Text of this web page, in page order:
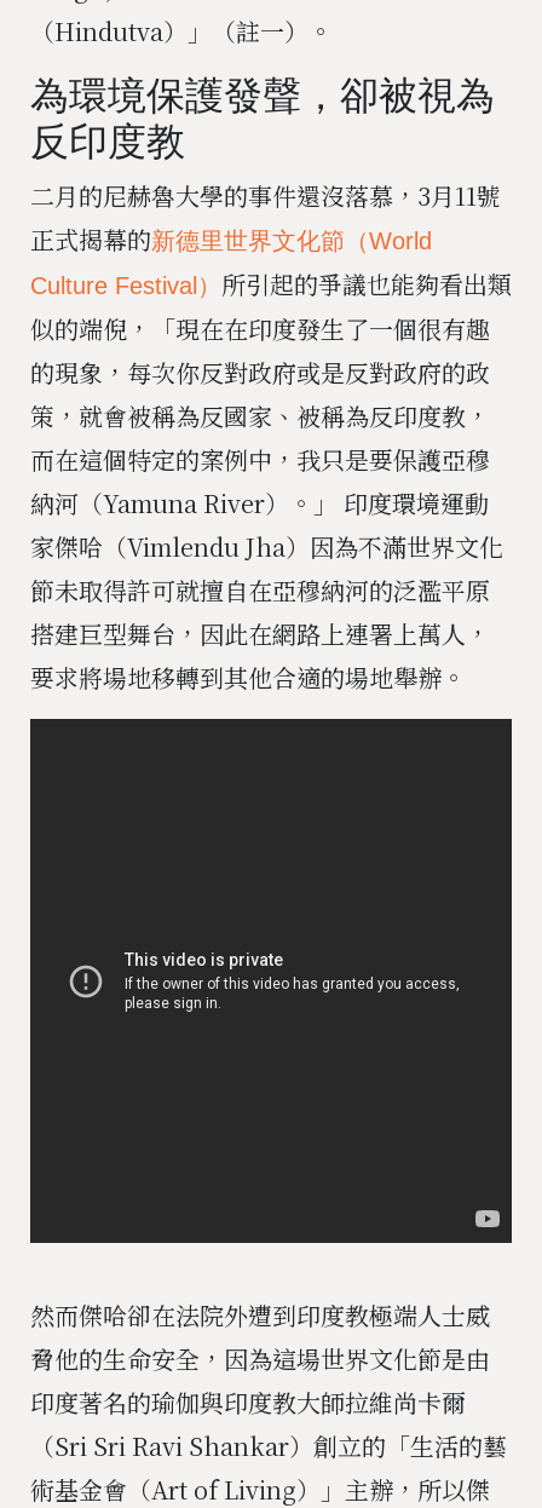
（Hindutva）」（註一）。
為環境保護發聲，卻被視為
反印度教
二月的尼赫魯大學的事件還沒落慕，3月11號
正式揭幕的新德里世界文化節（World
Culture Festival） 所引起的爭議也能夠看出類
似的端倪，「現在在印度發生了一個很有趣
的現象，每次你反對政府或是反對政府的政
策，就會被稱為反國家、被稱為反印度教，
而在這個特定的案例中，我只是要保護亞穆
納河（Yamuna River）。」 印度環境運動
家傑哈（Vimlendu Jha）因為不滿世界文化
節未取得許可就擅自在亞穆納河的泛濫平原
搭建巨型舞台，因此在網路上連署上萬人，
要求將場地移轉到其他合適的場地舉辦。
然而傑哈卻在法院外遭到印度教極端人士威
脅他的生命安全，因為這場世界文化節是由
印度著名的瑜伽與印度教大師拉維尚卡爾
（Sri Sri Ravi Shankar）創立的「生活的藝
術基金會（Art of Living）」主辦，所以傑